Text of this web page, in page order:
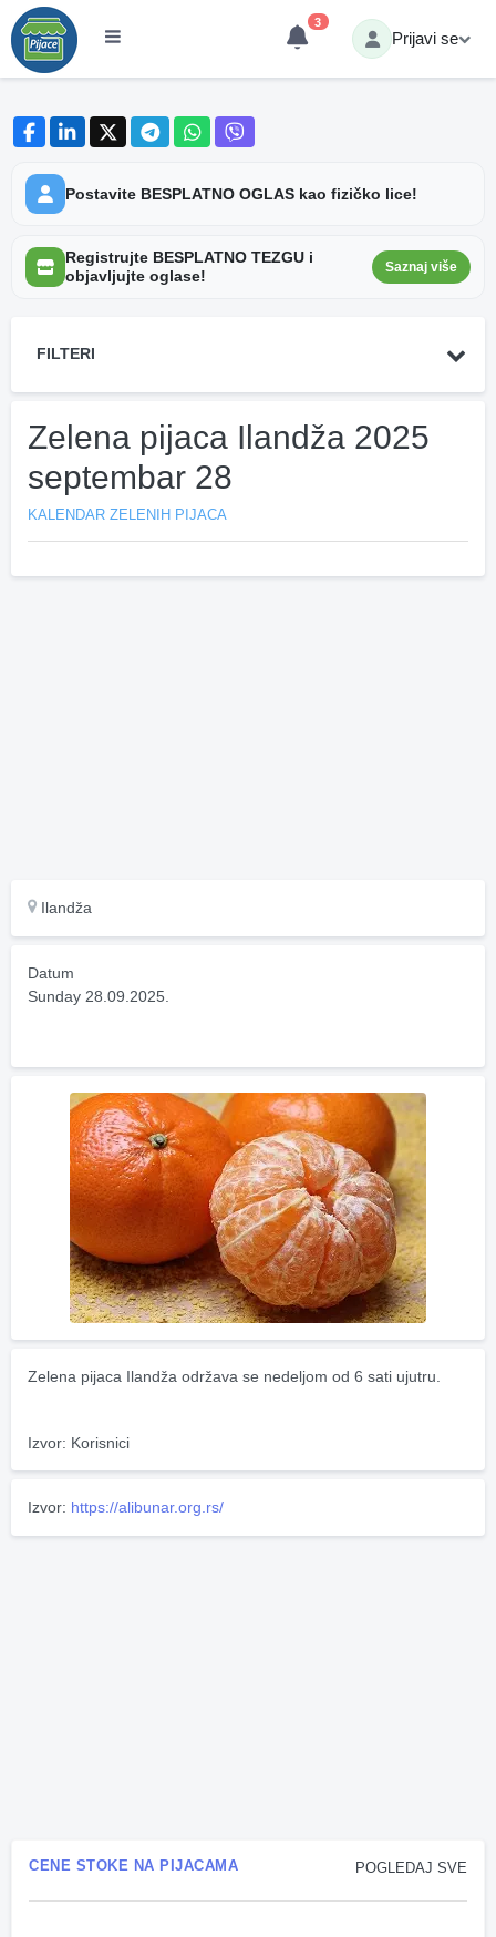
3
Prijavi se
Postavite BESPLATNO OGLAS kao fizičko lice!
Registrujte BESPLATNO TEZGU i
objavljujte oglase!
Saznaj više
FILTERI
Zelena pijaca Ilandža 2025
septembar 28
KALENDAR ZELENIH PIJACA
Ilandža
Datum
Sunday 28.09.2025.
Zelena pijaca Ilandža održava se nedeljom od 6 sati ujutru.
Izvor: Korisnici
Izvor: https://alibunar.org.rs/
POGLEDAJ SVE
CENE STOKE NA PIJACAMA